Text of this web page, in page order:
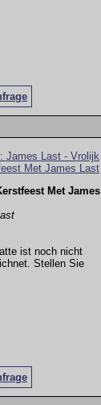
Met James
ist noch nicht
Stellen Sie